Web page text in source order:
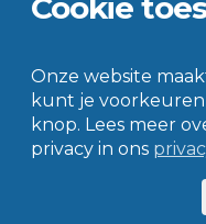
© Jac.
Cookie
Onze website
kunt je
knop. Lees meer
privacy in ons